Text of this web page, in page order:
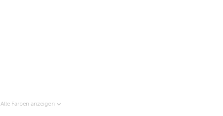
Alle Farben anzeigen